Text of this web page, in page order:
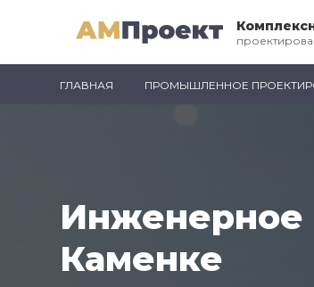
ГЛАВНАЯ ПРОМЫШЛЕННОЕ
Инженерное
Каменке